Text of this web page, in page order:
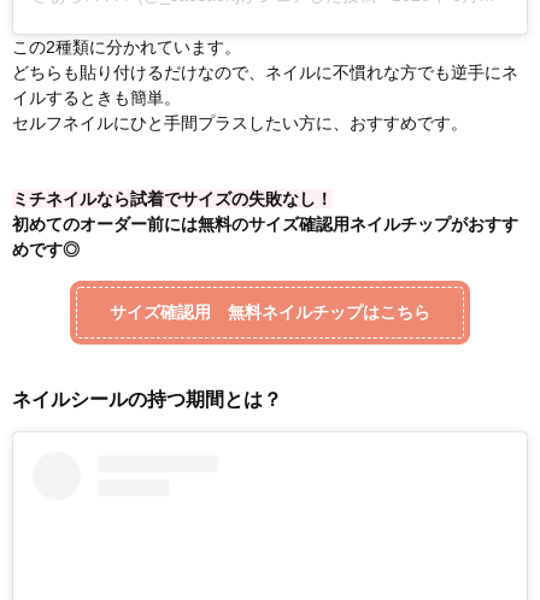
この2種類に分かれています。
どちらも貼り付けるだけなので、ネイルに不慣れな方でも逆手にネ
イルするときも簡単。
セルフネイルにひと手間プラスしたい方に、おすすめです。
ミチネイルなら試着でサイズの失敗なし！
初めてのオーダー前には無料のサイズ確認用ネイルチップがおすす
めです◎
サイズ確認用 無料ネイルチップはこちら
ネイルシールの持つ期間とは？